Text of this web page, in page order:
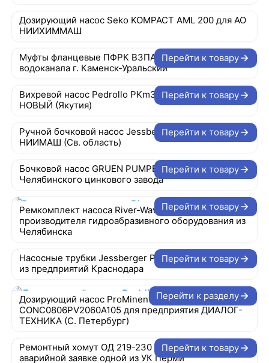
Дозирующий насос Seko KOMPACT AML 200 для АО
НИИХИММАШ
Перейти к товару
Муфты фланцевые ПФРК ВЗПА ДУ=700 для
водоканала г. Каменск-Уральский
Перейти к товару
Вихревой насос Pedrollo PKm300 для АО СОВХОЗ
НОВЫЙ (Якутия)
Перейти к товару
Ручной бочковой насос Jessberger Jp03 для АО
НИИМАШ (Св. область)
Перейти к товару
Бочковой насос GRUEN PUMPEN WS1-1000 для
Челябинского цинкового завода
Перейти к товару
Ремкомплект насоса River-Wave RV25ASTT для
производителя гидроабразивного оборудования из
Челябинска
Перейти к товару
Насосные трубки Jessberger PP1200 мм для одного
из предприятий Краснодара
Перейти к разделу
Дозирующий насос ProMinent Concept
CONC0806PV2060A105 для предприятия ДИАЛОГ-
ТЕХНИКА (C. Петербург)
Перейти к товару
Ремонтный хомут ОД 219-230 L200 мм по
аварийной заявке одной из УК Перми